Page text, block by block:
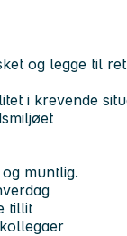
og legge til
i krevende
muntlig.
tillit